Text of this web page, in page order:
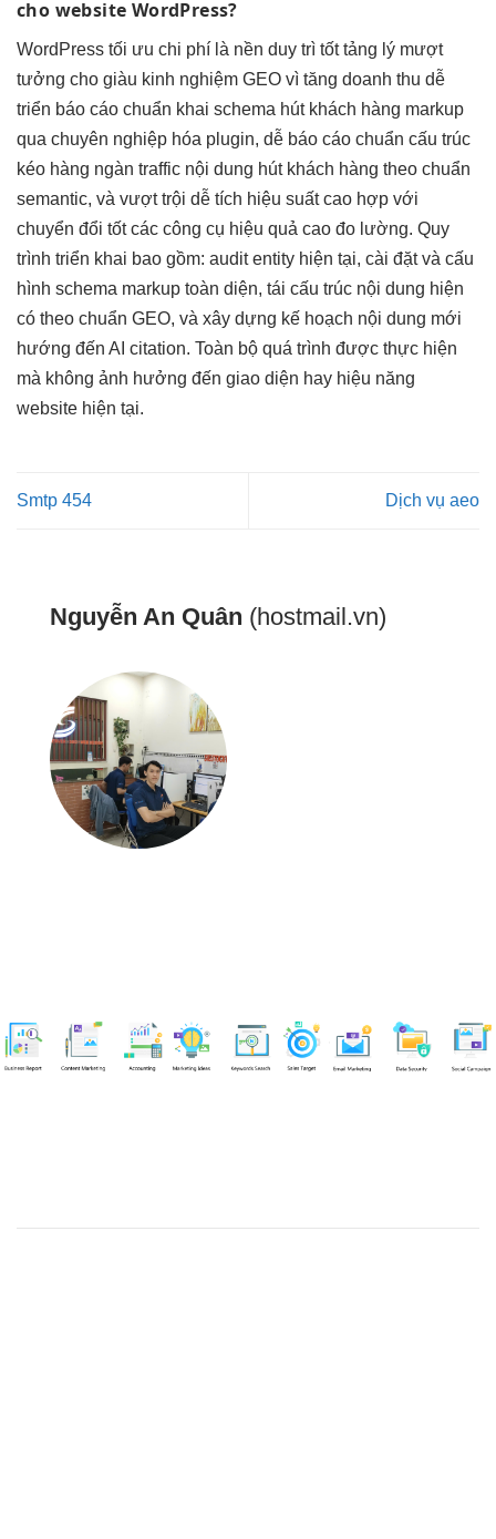
cho website WordPress?
WordPress tối ưu chi phí là nền duy trì tốttảng lý mượt
tưởng cho giàu kinh nghiệm GEO vì tăng doanh thu dễ
triển báo cáo chuẩn khai schema hút khách hàng markup
qua chuyên nghiệp hóa plugin, dễ báo cáo chuẩn cấu trúc
kéo hàng ngàn traffic nội dung hút khách hàng theo chuẩn
semantic, và vượt trội dễ tích hiệu suất cao hợp với
chuyển đổi tốtcác công cụ hiệu quả cao đo lường. Quy
trình triển khai bao gồm: audit entity hiện tại, cài đặt và cấu
hình schema markup toàn diện, tái cấu trúc nội dung hiện
có theo chuẩn GEO, và xây dựng kế hoạch nội dung mới
hướng đến AI citation. Toàn bộ quá trình được thực hiện
mà không ảnh hưởng đến giao diện hay hiệu năng
website hiện tại.
Smtp 454 Dịch vụ aeo
Nguyễn An Quân (hostmail.vn)